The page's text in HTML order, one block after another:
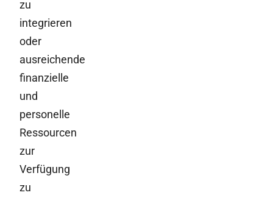
zu
integrieren
oder
ausreichende
finanzielle
und
personelle
Ressourcen
zur
Verfügung
zu